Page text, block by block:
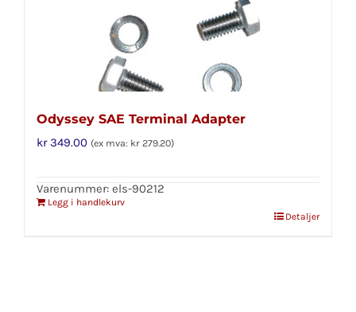
Odyssey SAE Terminal Adapter
kr349.00 (ex mva: kr 279.20)
Varenummer: els-90212
Legg i handlekurv
Detaljer